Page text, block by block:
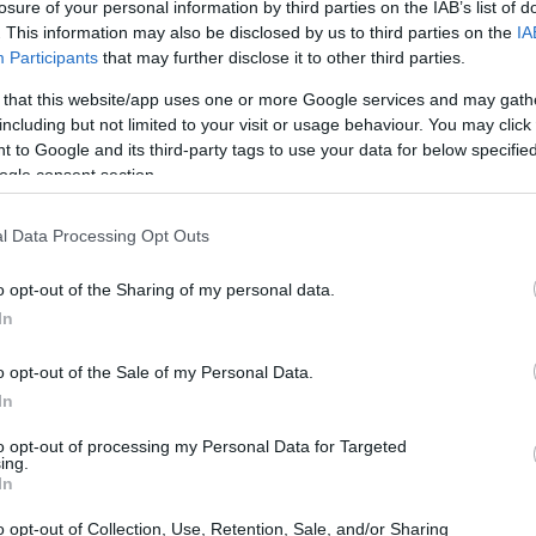
of your personal information by third parties on the IAB’s list of
This information may also be disclosed by us to third parties on the
Participants that may further disclose it to other third parties.
that this website/app uses one or more Google services and may
but not limited to your visit or usage behaviour. You may
to Google and its third-party tags to use your data for below
consent section.
Data Processing Opt Outs
opt-out of the Sharing of my personal data.
opt-out of the Sale of my Personal Data.
opt-out of processing my Personal Data for Targeted
opt-out of Collection, Use, Retention, Sale, and/or Sharing
Guida pratica alle criptovalute:
definizione, funzionamento e rischi
Una panoramica chiara su criptovalute, blockchain e
strumenti correlati per orientarsi tra vantaggi e pericoli
Matteo Galli · 17 Apr 2026
Come integrare wallet e stablecoin nei
Una panoramica pratica su come collegare wallet, gestire